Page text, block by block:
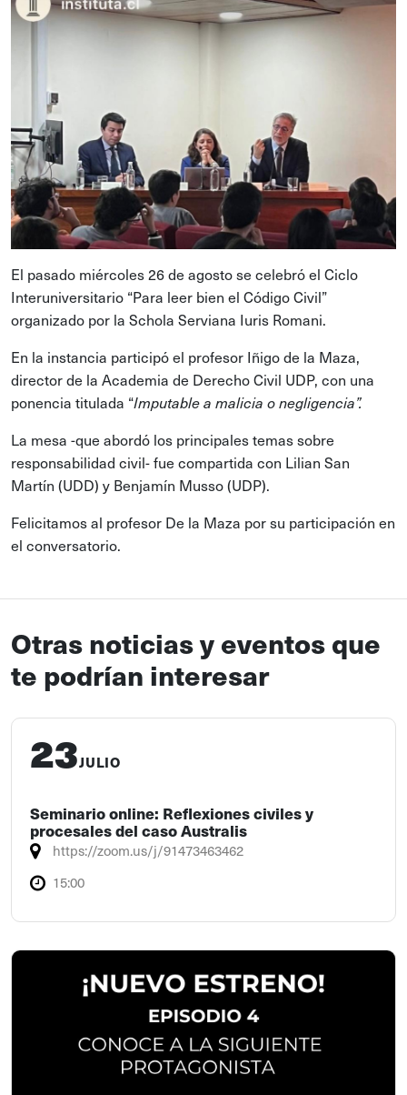
El pasado miércoles 26 de agosto se celebró el Ciclo
Interuniversitario “Para leer bien el Código Civil”
organizado por la Schola Serviana Iuris Romani.
En la instancia participó el profesor Iñigo de la Maza,
director de la Academia de Derecho Civil UDP, con una
ponencia titulada “Imputable a malicia o negligencia”.
La mesa -que abordó los principales temas sobre
responsabilidad civil- fue compartida con Lilian San
Martín (UDD) y Benjamín Musso (UDP).
Felicitamos al profesor De la Maza por su participación en
el conversatorio.
Otras noticias y eventos que
te podrían interesar
23JULIO
Seminario online: Reflexiones civiles y
procesales del caso Australis
https://zoom.us/j/91473463462
15:00